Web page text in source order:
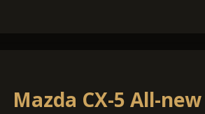
Mazda CX-5 All-new